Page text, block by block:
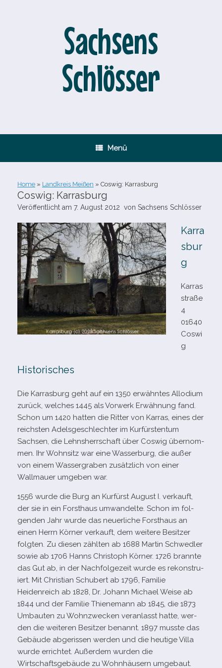
Sachsens
Schlösser
Menü
Home » Landkreis Meißen » Coswig: Karrasburg
Coswig: Karrasburg
Veröffentlicht am 7. August 2012 von Sachsens Schlösser
Karra
sbur
g
Karras
straße
4
01640
Coswi
g
Historisches
Die Karrasburg geht auf ein 1350 erwähn­tes Allodium
zurück, wel­ches 1445 als Vorwerk Erwähnung fand.
Schon um 1420 hat­ten die Ritter von Karras, eines der
reichs­ten Adelsgeschlechter im Kurfürstentum
Sachsen, die Lehnsherrschaft über Coswig über­nom­
men. Ihr Wohnsitz war eine Wasserburg, die außer
von einem Wassergraben zusätz­lich von einer
Wallmauer umge­ben war.
1556 wurde die Burg an Kurfürst August I. ver­kauft,
der sie in ein Forsthaus umwan­delte. Schon im fol­
gen­den Jahr wurde das neu­er­li­che Forsthaus an
einen Herrn Körner ver­kauft, dem wei­tere Besitzer
folg­ten. Zu die­sen zähl­ten ab 1688 Martin Schwedler
sowie ab 1706 Hanns Christoph Körner. 1726 brannte
das Gut ab, in der Nachfolgezeit wurde es rekon­stru­
iert. Mit Christian Schubert ab 1796, Familie
Heidenreich ab 1828, Dr. Johann Michael Weise ab
1844 und der Familie Thienemann ab 1845, die 1873
Umbauten zu Wohnzwecken ver­an­lasst hatte, wer­
den die wei­te­ren Besitzer benannt. 1897 musste das
Gebäude abge­ris­sen wer­den und die heu­tige Villa
wurde errich­tet. Außerdem wur­den die
Wirtschaftsgebäude zu Wohnhäusern umge­baut.